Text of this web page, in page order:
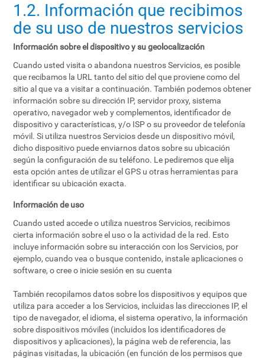
1.2. Información que recibimos
de su uso de nuestros servicios
Información sobre el dispositivo y su geolocalización
Cuando usted visita o abandona nuestros Servicios, es posible
que recibamos la URL tanto del sitio del que proviene como del
sitio al que va a visitar a continuación. También podemos obtener
información sobre su dirección IP, servidor proxy, sistema
operativo, navegador web y complementos, identificador de
dispositivo y características, y/o ISP o su proveedor de telefonía
móvil. Si utiliza nuestros Servicios desde un dispositivo móvil,
dicho dispositivo puede enviarnos datos sobre su ubicación
según la configuración de su teléfono. Le pediremos que elija
esta opción antes de utilizar el GPS u otras herramientas para
identificar su ubicación exacta.
Información de uso
Cuando usted accede o utiliza nuestros Servicios, recibimos
cierta información sobre el uso o la actividad de la red. Esto
incluye información sobre su interacción con los Servicios, por
ejemplo, cuando vea o busque contenido, instale aplicaciones o
software, o cree o inicie sesión en su cuenta
También recopilamos datos sobre los dispositivos y equipos que
utiliza para acceder a los Servicios, incluidas las direcciones IP, el
tipo de navegador, el idioma, el sistema operativo, la información
sobre dispositivos móviles (incluidos los identificadores de
dispositivos y aplicaciones), la página web de referencia, las
páginas visitadas, la ubicación (en función de los permisos que